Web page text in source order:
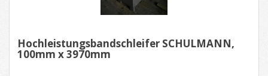
Hochleistungsbandschleifer SCHULMANN,
100mm x 3970mm